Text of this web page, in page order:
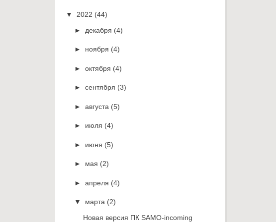
▼ 2022 (44)
► декабря (4)
► ноября (4)
► октября (4)
► сентября (3)
► августа (5)
► июля (4)
► июня (5)
► мая (2)
► апреля (4)
▼ марта (2)
Новая версия ПК SAMO-incoming